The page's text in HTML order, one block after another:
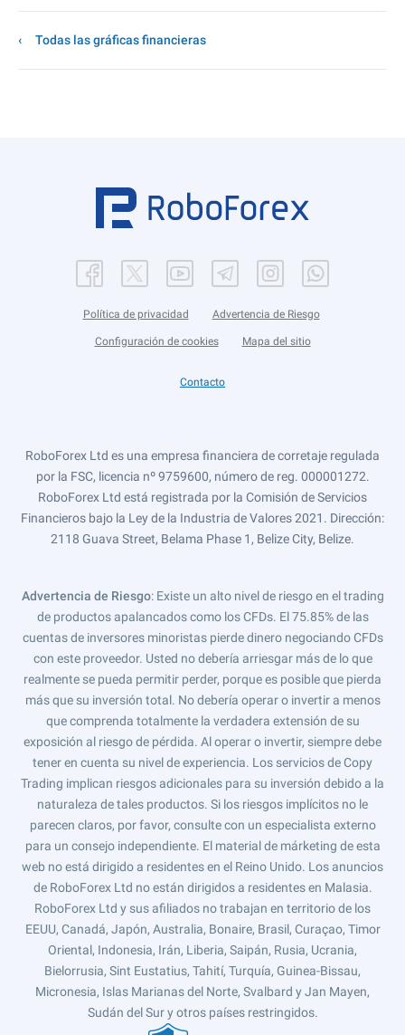
Todas las gráficas financieras
Política de privacidad Advertencia de Riesgo
Configuración de cookies Mapa del sitio
Contacto
RoboForex Ltd es una empresa financiera de corretaje regulada
por la FSC, licencia nº 9759600, número de reg. 000001272.
RoboForex Ltd está registrada por la Comisión de Servicios
Financieros bajo la Ley de la Industria de Valores 2021. Dirección:
2118 Guava Street, Belama Phase 1, Belize City, Belize.
Advertencia de Riesgo: Existe un alto nivel de riesgo en el trading
de productos apalancados como los CFDs. El 75.85% de las
cuentas de inversores minoristas pierde dinero negociando CFDs
con este proveedor. Usted no debería arriesgar más de lo que
realmente se pueda permitir perder, porque es posible que pierda
más que su inversión total. No debería operar o invertir a menos
que comprenda totalmente la verdadera extensión de su
exposición al riesgo de pérdida. Al operar o invertir, siempre debe
tener en cuenta su nivel de experiencia. Los servicios de Copy
Trading implican riesgos adicionales para su inversión debido a la
naturaleza de tales productos. Si los riesgos implícitos no le
parecen claros, por favor, consulte con un especialista externo
para un consejo independiente. El material de márketing de esta
web no está dirigido a residentes en el Reino Unido. Los anuncios
de RoboForex Ltd no están dirigidos a residentes en Malasia.
RoboForex Ltd y sus afiliados no trabajan en territorio de los
EEUU, Canadá, Japón, Australia, Bonaire, Brasil, Curaçao, Timor
Oriental, Indonesia, Irán, Liberia, Saipán, Rusia, Ucrania,
Bielorrusia, Sint Eustatius, Tahití, Turquía, Guinea-Bissau,
Micronesia, Islas Marianas del Norte, Svalbard y Jan Mayen,
Sudán del Sur y otros países restringidos.